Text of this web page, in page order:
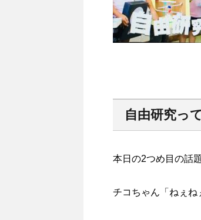
自由研究っ
本日の2つめ目の話題
チコちゃん「ねぇね